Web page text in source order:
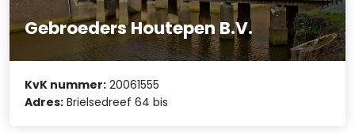
Gebroeders Houtepen B.V.
KvK nummer: 20061555
Adres: Brielsedreef 64 bis